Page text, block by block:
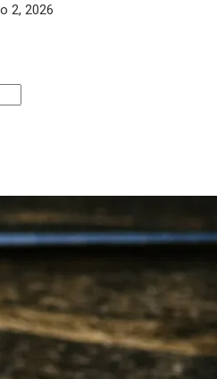
2, 2026